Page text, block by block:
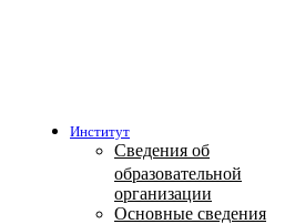
Институт
Сведения об
образовательной
организации
Основные сведения